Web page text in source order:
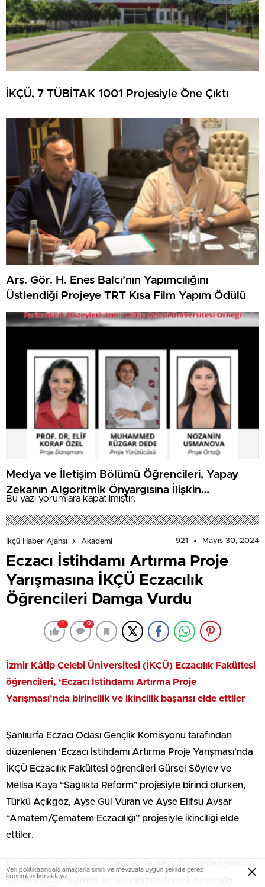
İKÇÜ, 7 TÜBİTAK 1001 Projesiyle Öne Çıktı
Arş. Gör. H. Enes Balcı’nın Yapımcılığını
Üstlendiği Projeye TRT Kısa Film Yapım Ödülü
Medya ve İletişim Bölümü Öğrencileri, Yapay
Zekanın Algoritmik Önyargısına İlişkin
Farkındalık Düzeylerini Araştıracak
Bu yazı yorumlara kapatılmıştır.
İkçü Haber Ajansı Akademi 921 Mayıs 30, 2024
Eczacı İstihdamı Artırma Proje
Yarışmasına İKÇÜ Eczacılık
Öğrencileri Damga Vurdu
1 0
İzmir Kâtip Çelebi Üniversitesi (İKÇÜ) Eczacılık Fakültesi
öğrencileri, ‘Eczacı İstihdamı Artırma Proje
Yarışması’nda birincilik ve ikincilik başarısı elde ettiler
Şanlıurfa Eczacı Odası Gençlik Komisyonu tarafından
düzenlenen ‘Eczacı İstihdamı Artırma Proje Yarışması’nda
İKÇÜ Eczacılık Fakültesi öğrencileri Gürsel Söylev ve
Melisa Kaya “Sağlıkta Reform” projesiyle birinci olurken,
Türkü Açıkgöz, Ayşe Gül Vuran ve Ayşe Elifsu Avşar
“Amatem/Çematem Eczacılığı” projesiyle ikinciliği elde
ettiler.
alarak çözüm bulmak ve istihdamı artırmak amacıyla
Veri politikasındaki amaçlarla sınırlı ve mevzuata uygun şekilde çerez
konumlandırmaktayız.